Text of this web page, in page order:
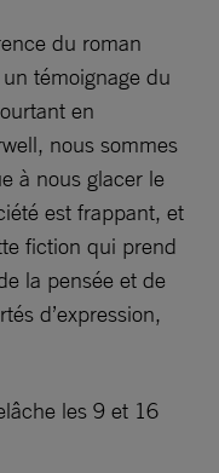
du roman
témoignage du
en
nous sommes
à nous glacer le
est frappant, et
fiction qui prend
la pensée et de
d’expression,
les 9 et 16